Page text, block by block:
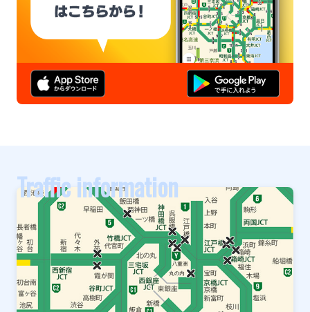
Traffic information